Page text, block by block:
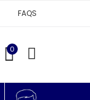
FAQS
0